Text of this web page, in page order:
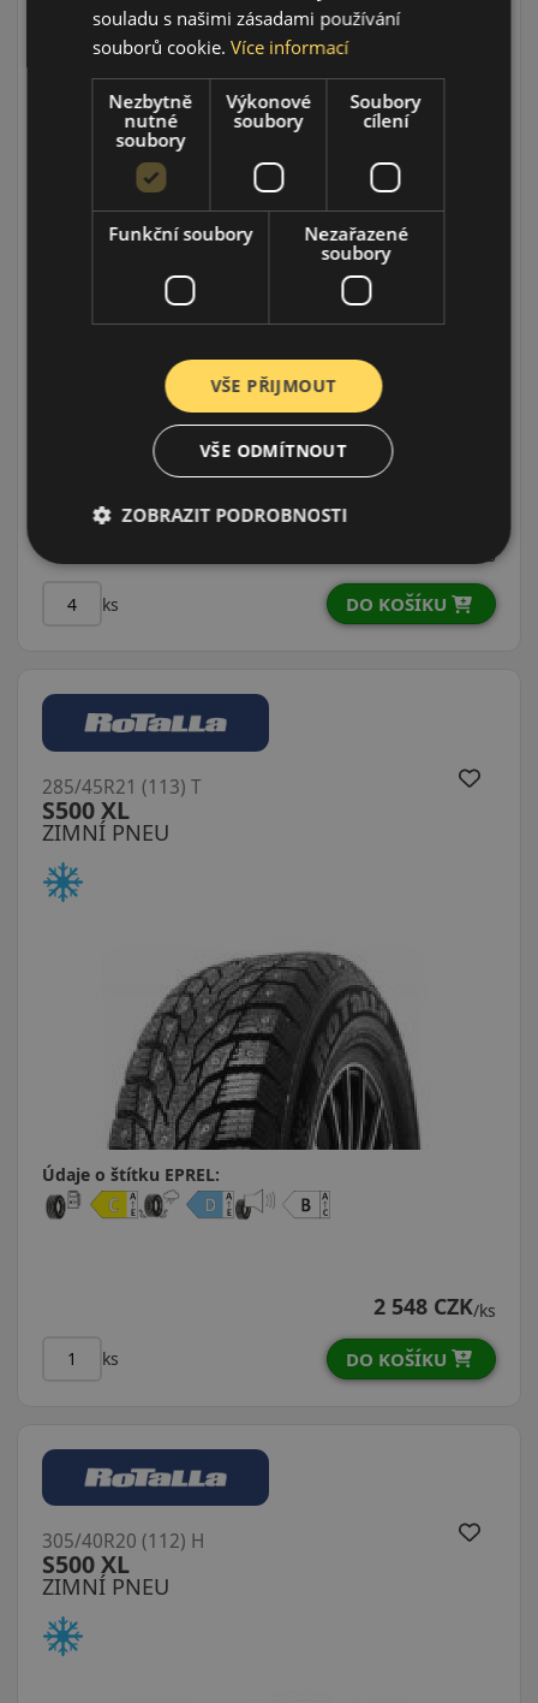
ZIMNÍ PNEU
S500 XL
275/40R21 (107) H
Údaje o štítku EPREL:
/ks
ks DO KOŠÍKU
ZIMNÍ PNEU
S500 XL
285/45R21 (113) T
Údaje o štítku EPREL:
2 548 CZK/ks
ks DO KOŠÍKU
ZIMNÍ PNEU
S500 XL
305/40R20 (112) H
souladu s našimi zásadami používání
souborů cookie.Více informací
Nezbytně
nutné
soubory
Výkonové
soubory
Soubory
cílení
Funkční soubory
Nezařazené
soubory
VŠE PŘIJMOUT
VŠE ODMÍTNOUT
ZOBRAZIT PODROBNOSTI